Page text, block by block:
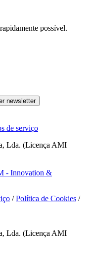
possível.
newsletter
de serviço
Lda. (Licença AMI
- Innovation &
/Política de Cookies /
Lda. (Licença AMI